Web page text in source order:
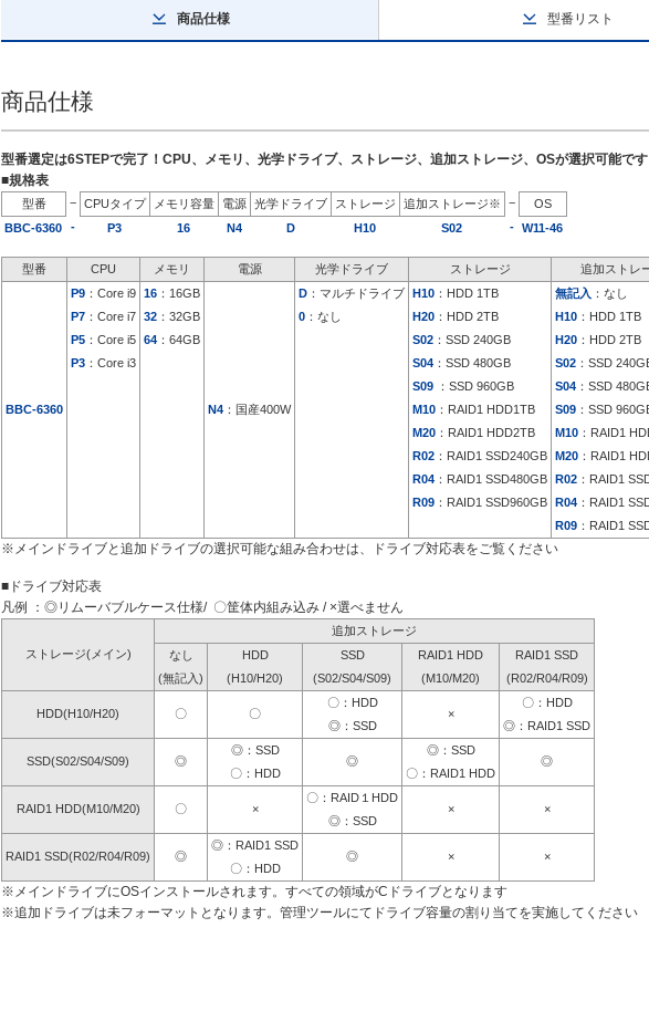
商品仕様 型番リスト
商品仕様
型番選定は6STEPで完了！CPU、メモリ、光学ドライブ、ストレージ、追加ストレージ、OSが選択可能です
■規格表
型番 − CPUタイプ メモリ容量 電源 光学ドライブ ストレージ 追加ストレージ※ −
OS
BBC-6360
- P3 16 N4 D H10 S02 - W11-46
型番 CPU メモリ 電源 光学ドライブ ストレージ 追加ストレ
BBC-6360
P9 ：Core i9 16 ：16GB
N4 ：国産400W
D ：マルチドライブ H10 ：HDD 1TB 無記入 ：なし
P7 ：Core i7 32 ：32GB 0 ：なし H20 ：HDD 2TB H10 ：HDD 1TB
P5 ：Core i5 64 ：64GB S02 ：SSD 240GB H20 ：HDD 2TB
P3 ：Core i3 S04 ：SSD 480GB S02 ：SSD
S09 ：SSD 960GB S04 ：SSD
M10 ：RAID1 HDD1TB S09 ：SSD
M20 ：RAID1 HDD2TB M10 ：RAID1
R02 ：RAID1 SSD240GB M20 ：RAID1
R04 ：RAID1 SSD480GB R02 ：RAID1
R09 ：RAID1 SSD960GB R04 ：RAID1
R09 ：RAID1
※メインドライブと追加ドライブの選択可能な組み合わせは、ドライブ対応表をご覧ください
■ドライブ対応表
凡例 ：◎リムーバブルケース仕様/ 〇筐体内組み込み / ×選べません
追加ストレージ
ストレージ(メイン)
なし HDD SSD RAID1 HDD
RAID1 SSD
(無記入)
(H10/H20) (S02/S04/S09) (M10/M20) (R02/R04/R09)
HDD(H10/H20) 〇 〇
〇：HDD
×
〇：HDD
◎：SSD
◎：RAID1 SSD
SSD(S02/S04/S09) ◎
◎：SSD
◎
◎：SSD
◎
〇：HDD
〇：RAID1 HDD
RAID1 HDD(M10/M20) 〇 ×
〇：RAID１HDD
×
×
◎：SSD
RAID1 SSD(R02/R04/R09) ◎
◎：RAID1 SSD
◎
×
×
〇：HDD
※メインドライブにOSインストールされます。すべての領域がCドライブとなります
※追加ドライブは未フォーマットとなります。管理ツールにてドライブ容量の割り当てを実施してください